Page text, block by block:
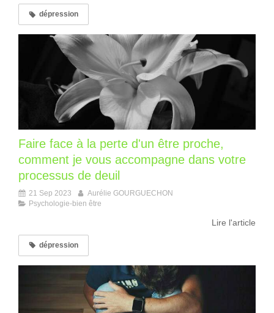
dépression
Faire face à la perte d'un être proche,
comment je vous accompagne dans votre
processus de deuil
21 Sep 2023
Aurélie GOURGUECHON
Psychologie-bien être
Lire l'article
dépression